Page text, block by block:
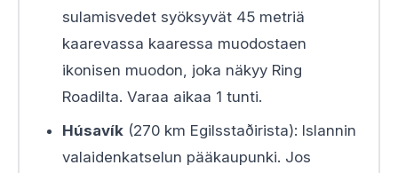
sulamisvedet syöksyvät 45 metriä
kaarevassa kaaressa muodostaen
ikonisen muodon, joka näkyy Ring
Roadilta. Varaa aikaa 1 tunti.
Húsavík(270 km Egilsstaðirista): Islannin
valaidenkatselun pääkaupunki. Jos